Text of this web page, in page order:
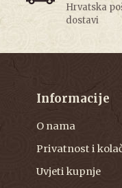
Hrvatska
dostavi
Informacije
O nama
Privatnost i
Uvjeti kupnje